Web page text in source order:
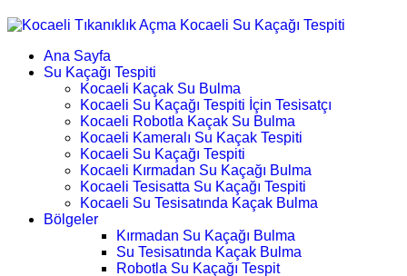
Ana Sayfa
Su Kaçağı Tespiti
Kocaeli Kaçak Su Bulma
Kocaeli Su Kaçağı Tespiti İçin Tesisatçı
Kocaeli Robotla Kaçak Su Bulma
Kocaeli Kameralı Su Kaçak Tespiti
Kocaeli Su Kaçağı Tespiti
Kocaeli Kırmadan Su Kaçağı Bulma
Kocaeli Tesisatta Su Kaçağı Tespiti
Kocaeli Su Tesisatında Kaçak Bulma
Bölgeler
Kırmadan Su Kaçağı Bulma
Su Tesisatında Kaçak Bulma
Robotla Su Kaçağı Tespit